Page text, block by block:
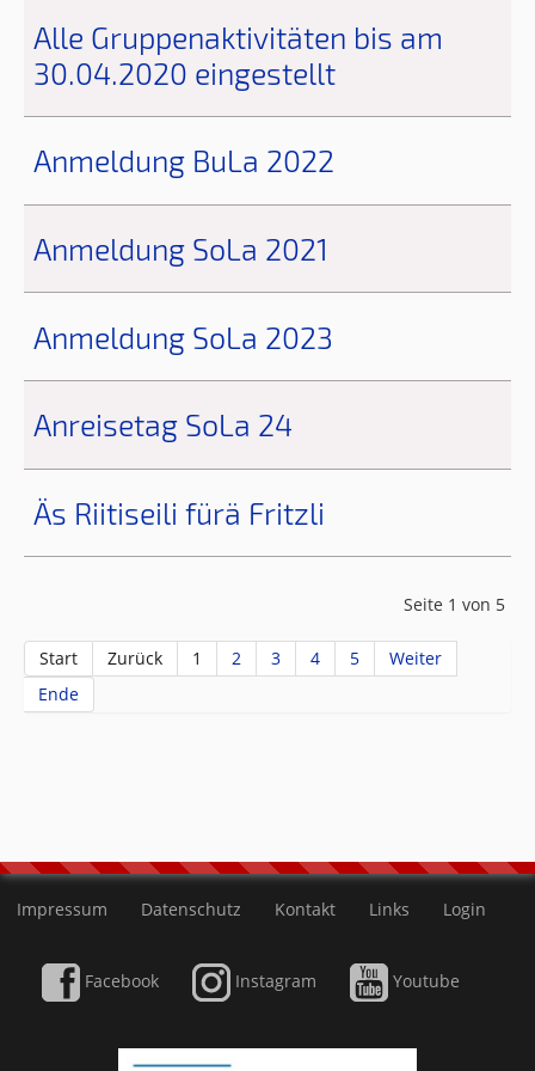
Alle Gruppenaktivitäten bis am
30.04.2020 eingestellt
Anmeldung BuLa 2022
Anmeldung SoLa 2021
Anmeldung SoLa 2023
Anreisetag SoLa 24
Äs Riitiseili fürä Fritzli
Seite 1 von 5
Start Zurück 1 2 3 4 5
Weiter
Ende
Impressum Datenschutz Kontakt Links Login
Facebook Instagram Youtube